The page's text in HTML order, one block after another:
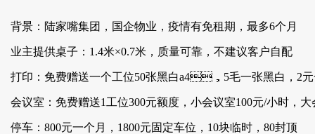
背景：陆家嘴集团，国企物业，疫情有免租期，最多6个月
业主提供桌子：1.4米×0.7米，质量可靠，不建议客户自配
打印：免费赠送一个工位50张黑白a4，5毛一张黑白，2
会议室：免费赠送1工位300元额度，小会议室100元/小时，
停车：800元一个月，1800元固定车位，10块临时，80封顶